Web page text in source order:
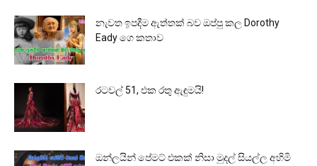
නැවත ඉපදීම ඇත්තක් බව ඔප්පු කල Dorothy
Eady ගෙ කතාව
රටවල් 51, එක රතු ඇඳුමයි!
ඔන්ලයින් පේමට් එකක් නිසා මුදල් සියල්ල අහිමි